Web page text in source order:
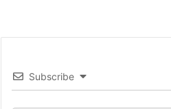
Subscribe